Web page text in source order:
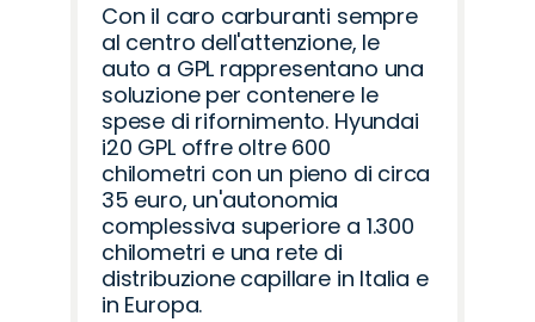
Con il caro carburanti sempre
al centro dell'attenzione, le
auto a GPL rappresentano una
soluzione per contenere le
spese di rifornimento. Hyundai
i20 GPL offre oltre 600
chilometri con un pieno di circa
35 euro, un'autonomia
complessiva superiore a 1.300
chilometri e una rete di
distribuzione capillare in Italia e
in Europa.